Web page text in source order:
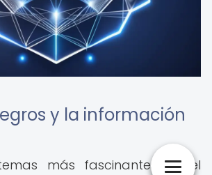
y la información
más fascinantes en el